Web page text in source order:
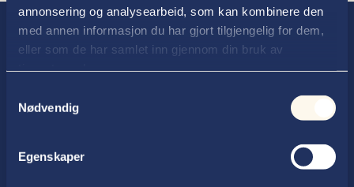
annonsering og analysearbeid, som kan kombinere den
med annen informasjon du har gjort tilgjengelig for dem,
eller som de har samlet inn gjennom din bruk av
Nødvendig
Egenskaper
Postboks 354, 2602 Lillehammer